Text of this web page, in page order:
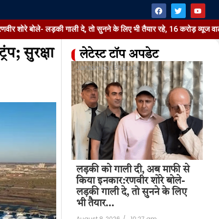
लड़की गाली दे, तो सुनने के लिए भी तैयार रहे, 16 करोड़ व्यूज वाली रील पर
सुरक्षा
लेटेस्ट टॉप अपडेट
अब माफी से
शोरे बोले-
सुनने के लिए
Jansarokar Bharat
लड़की को गाली दी, अब माफी से
किया इनकार:रणवीर शोरे बोले-
लड़की गाली दे, तो सुनने के लिए
भी तैयार…